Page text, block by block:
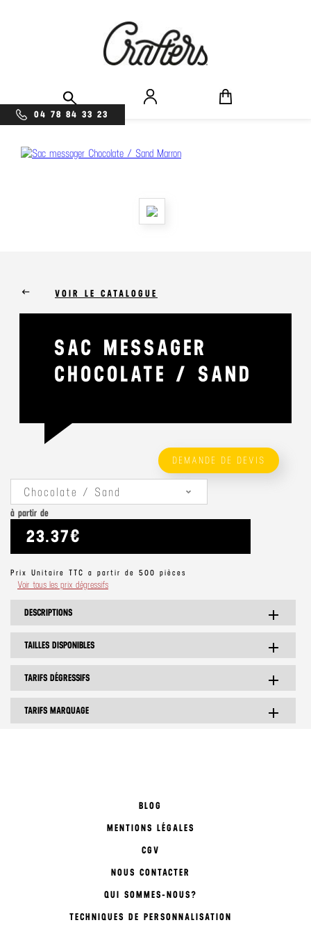
04 78 84 33 23
keyboard_backspace VOIR LE CATALOGUE
SAC MESSAGER
CHOCOLATE / SAND
DEMANDE DE DEVIS
Chocolate / Sand
à partir de
23.37€
Prix Unitaire TTC a partir de 500 pièces
Voir tous les prix dégressifs
DESCRIPTIONS add
TAILLES DISPONIBLES add
TARIFS DÉGRESSIFS add
TARIFS MARQUAGE add
BLOG
MENTIONS LÉGALES
CGV
NOUS CONTACTER
QUI SOMMES-NOUS?
TECHNIQUES DE PERSONNALISATION